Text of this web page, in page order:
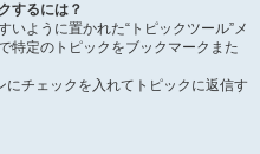
するには？
いように置かれた“トピックツール”メ
特定のトピックをブックマークまた
にチェックを入れてトピックに返信す